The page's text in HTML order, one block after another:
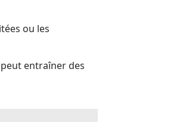
ou les
entraîner des